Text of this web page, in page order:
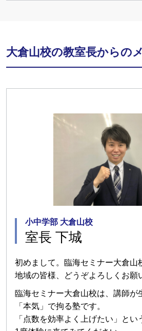
大倉山校の教室長からの
小中学部 大倉山校
室長 下城
初めまして。臨海セミナー大倉山
地域の皆様、どうぞよろしくお願
臨海セミナー大倉山校は、講師が
「本気」で拘る塾です。
「点数を効率よく上げたい」とい